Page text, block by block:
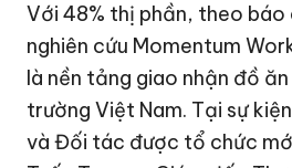
Với 48% thị phần, theo báo
nghiên cứu Momentum
là nền tảng giao nhận đồ
trường Việt Nam. Tại sự
và Đối tác được tổ chức